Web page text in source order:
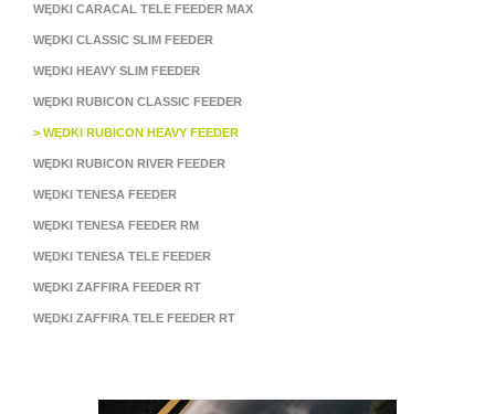
WĘDKI CARACAL TELE FEEDER MAX
WĘDKI CLASSIC SLIM FEEDER
WĘDKI HEAVY SLIM FEEDER
WĘDKI RUBICON CLASSIC FEEDER
> WĘDKI RUBICON HEAVY FEEDER
WĘDKI RUBICON RIVER FEEDER
WĘDKI TENESA FEEDER
WĘDKI TENESA FEEDER RM
WĘDKI TENESA TELE FEEDER
WĘDKI ZAFFIRA FEEDER RT
WĘDKI ZAFFIRA TELE FEEDER RT